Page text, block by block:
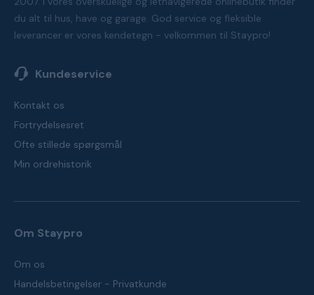
du alt til hus, have og garage. God service og fleksible
leverancer er vores kendetegn - velkommen til Staypro!
Kundeservice
Kontakt os
Fortrydelsesret
Ofte stillede spørgsmål
Min ordrehistorik
Om Staypro
Om os
Handelsbetingelser - Privatkunde